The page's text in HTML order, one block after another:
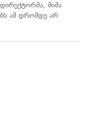
მიშა
ამ დრომდე არ